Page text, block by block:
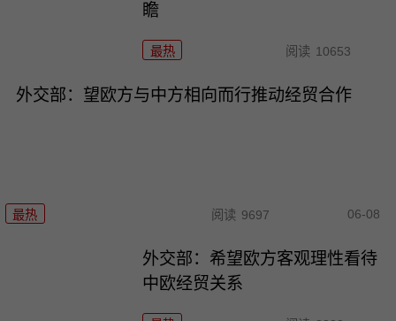
瞻
最热 阅读 10653
外交部：望欧方与中方相向而行推动经贸合作
最热 阅读 9697 06-08
外交部：希望欧方客观理性看待
中欧经贸关系